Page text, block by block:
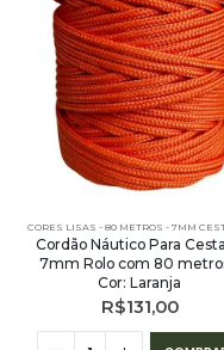
CORES LISAS - 80 METROS - 7MM
Cordão Náutico Para
7mm Rolo com 80
Cor: Laranja
R$131,00